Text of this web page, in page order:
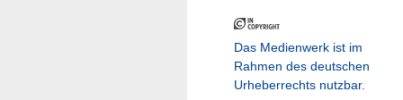
Das Medienwerk ist im
Rahmen des deutschen
Urheberrechts nutzbar.